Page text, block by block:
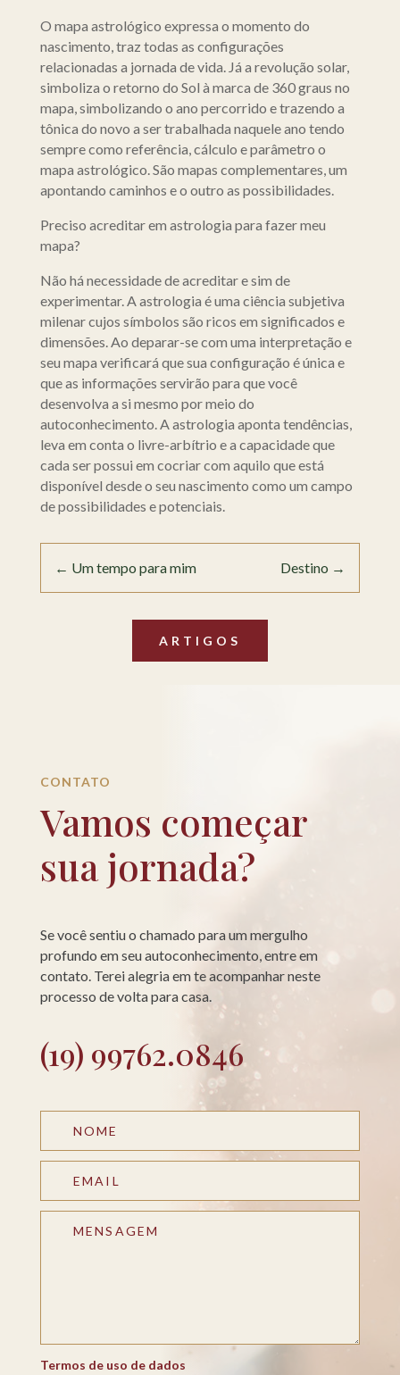
O mapa astrológico expressa o momento do
nascimento, traz todas as configurações
relacionadas a jornada de vida. Já a revolução solar,
simboliza o retorno do Sol à marca de 360 graus no
mapa, simbolizando o ano percorrido e trazendo a
tônica do novo a ser trabalhada naquele ano tendo
sempre como referência, cálculo e parâmetro o
mapa astrológico. São mapas complementares, um
apontando caminhos e o outro as possibilidades.
Preciso acreditar em astrologia para fazer meu
mapa?
Não há necessidade de acreditar e sim de
experimentar. A astrologia é uma ciência subjetiva
milenar cujos símbolos são ricos em significados e
dimensões. Ao deparar-se com uma interpretação e
seu mapa verificará que sua configuração é única e
que as informações servirão para que você
desenvolva a si mesmo por meio do
autoconhecimento. A astrologia aponta tendências,
leva em conta o livre-arbítrio e a capacidade que
cada ser possui em cocriar com aquilo que está
disponível desde o seu nascimento como um campo
de possibilidades e potenciais.
← Um tempo para mim Destino →
ARTIGOS
CONTATO
Vamos começar
sua jornada?
Se você sentiu o chamado para um mergulho
profundo em seu autoconhecimento, entre em
contato. Terei alegria em te acompanhar neste
processo de volta para casa.
(19) 99762.0846
Termos de uso de dados